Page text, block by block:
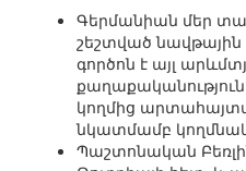
Գերմանիան մեր
շեշտված նավթային
գործոն է այլ
կողմից
նկատմամբ
Պաշտոնական